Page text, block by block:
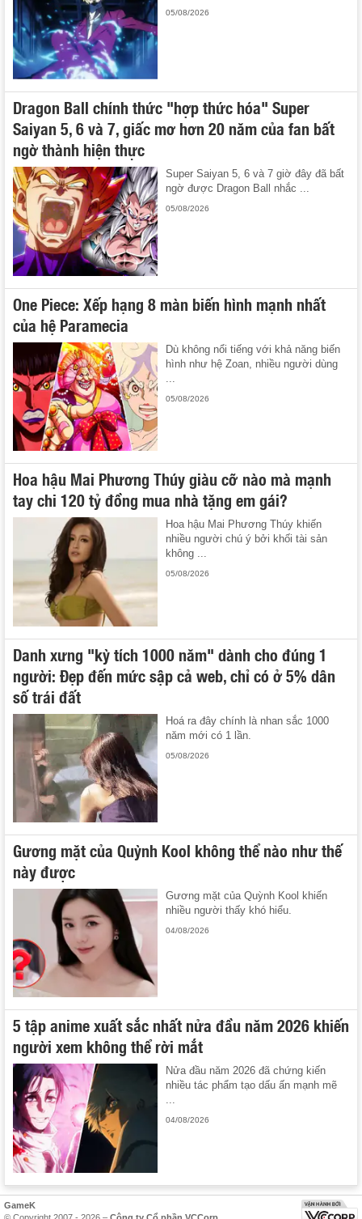
05/08/2026
Dragon Ball chính thức "hợp thức hóa" Super
Saiyan 5, 6 và 7, giấc mơ hơn 20 năm của fan bất
ngờ thành hiện thực
Super Saiyan 5, 6 và 7 giờ đây đã bất
ngờ được Dragon Ball nhắc ...
05/08/2026
One Piece: Xếp hạng 8 màn biến hình mạnh nhất
của hệ Paramecia
Dù không nổi tiếng với khả năng biến
hình như hệ Zoan, nhiều người dùng
05/08/2026
Hoa hậu Mai Phương Thúy giàu cỡ nào mà mạnh
tay chi 120 tỷ đồng mua nhà tặng em gái?
Hoa hậu Mai Phương Thúy khiến
nhiều người chú ý bởi khối tài sản
không ...
05/08/2026
Danh xưng "kỳ tích 1000 năm" dành cho đúng 1
người: Đẹp đến mức sập cả web, chỉ có ở 5% dân
số trái đất
Hoá ra đây chính là nhan sắc 1000
năm mới có 1 lần.
05/08/2026
Gương mặt của Quỳnh Kool không thể nào như thế
này được
Gương mặt của Quỳnh Kool khiến
nhiều người thấy khó hiểu.
04/08/2026
5 tập anime xuất sắc nhất nửa đầu năm 2026 khiến
người xem không thể rời mắt
Nửa đầu năm 2026 đã chứng kiến
nhiều tác phẩm tạo dấu ấn mạnh mẽ
...
04/08/2026
GameK